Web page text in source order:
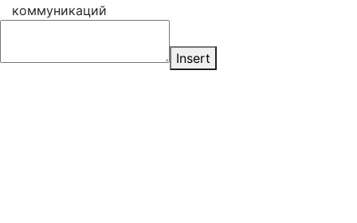
коммуникаций
Insert